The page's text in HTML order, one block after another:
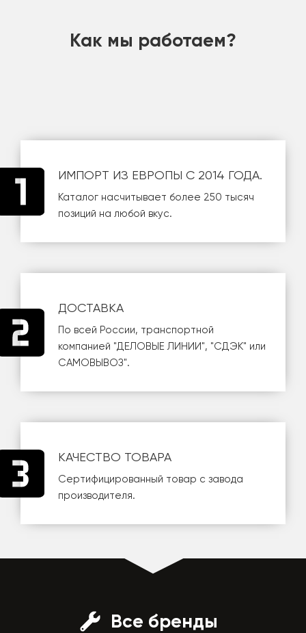
Как мы работаем?
ИМПОРТ ИЗ ЕВРОПЫ С 2014 ГОДА.
Каталог насчитывает более 250 тысяч
позиций на любой вкус.
ДОСТАВКА
По всей России, транспортной
компанией "ДЕЛОВЫЕ ЛИНИИ", "СДЭК" или
САМОВЫВОЗ".
КАЧЕСТВО ТОВАРА
Сертифицированный товар с завода
производителя.
Все бренды